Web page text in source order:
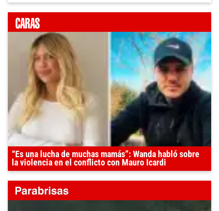
“Es una lucha de muchas mamás”: Wanda habló sobre
la violencia en el conflicto con Mauro Icardi